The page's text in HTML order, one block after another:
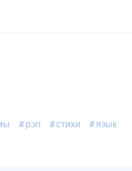
рэп стихи язык